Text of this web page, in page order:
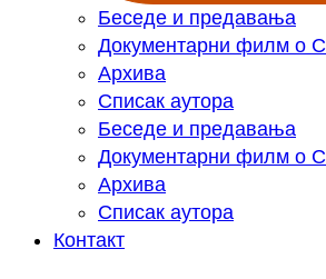
Беседе и предавања
Документарни филм о
Архива
Списак аутора
Беседе и предавања
Документарни филм о
Архива
Списак аутора
Контакт